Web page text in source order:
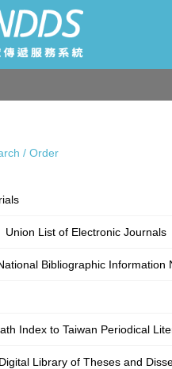
/ Order
Union List of Electronic Journals
Bibliographic Information
Index to Taiwan Periodical
Library of Theses and